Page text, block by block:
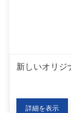
新しいオリジ
詳細を表示